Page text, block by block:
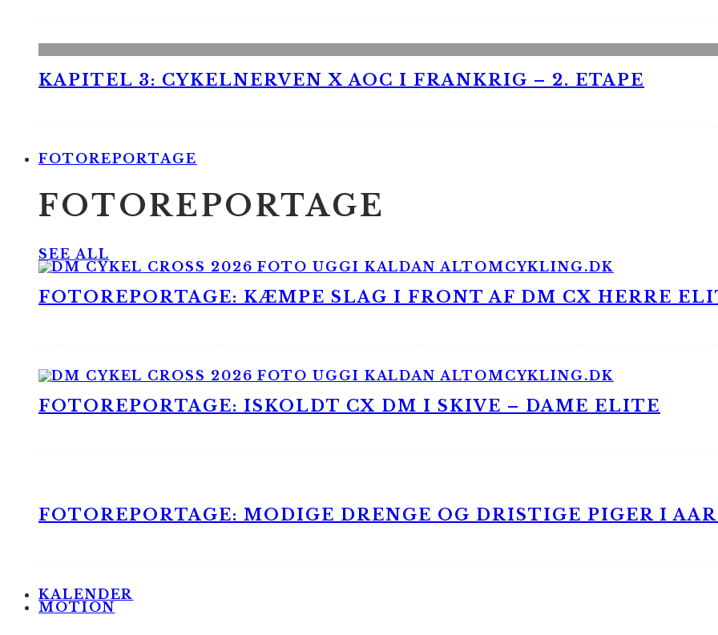
KAPITEL 3: CYKELNERVEN X AOC I FRANKRIG – 2. ETAPE
FOTOREPORTAGE
FOTOREPORTAGE
SEE ALL
FOTOREPORTAGE: KÆMPE SLAG I FRONT AF DM CX HERRE
FOTOREPORTAGE: ISKOLDT CX DM I SKIVE – DAME ELITE
FOTOREPORTAGE: MODIGE DRENGE OG DRISTIGE PIGER I
KALENDER
MOTION